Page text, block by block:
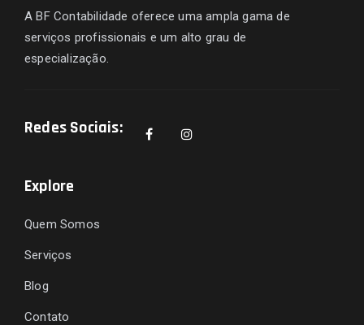
A BF Contabilidade oferece uma ampla gama de
serviços profissionais e um alto grau de
especialização.
Redes Sociais:
Explore
Quem Somos
Serviços
Blog
Contato